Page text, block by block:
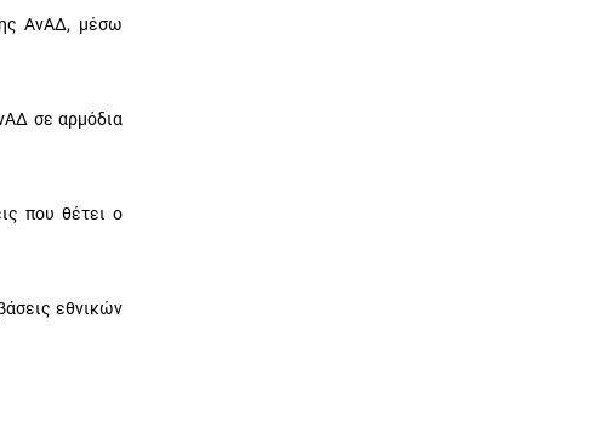
ΑνΑΔ, μέσω
σε αρμόδια
που θέτει ο
εθνικών